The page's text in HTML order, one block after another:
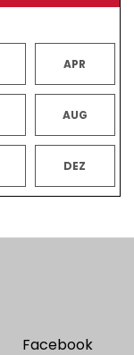
APR
AUG
DEZ
Facebook